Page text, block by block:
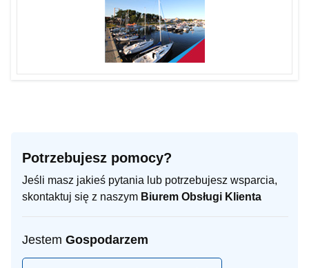
Potrzebujesz pomocy?
Jeśli masz jakieś pytania lub potrzebujesz wsparcia,
skontaktuj się z naszym Biurem Obsługi Klienta
Jestem Gospodarzem